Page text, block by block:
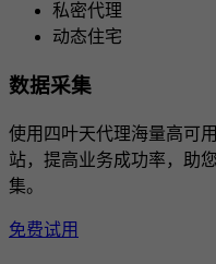
私密代理
动态住宅
数据采集
使用四叶天代理海量高可
站，提高业务成功率，助
集。
免费试用